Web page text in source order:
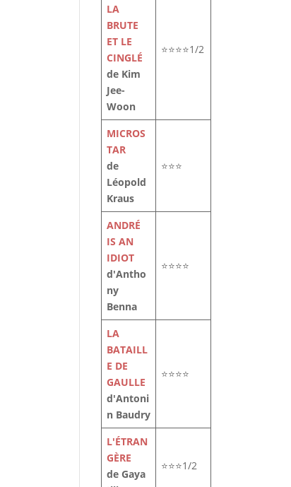
LA
BRUTE
ET LE
CINGLÉ
de Kim
Jee-
Woon
⭐⭐⭐⭐1/2
MICROS
TAR
de
Léopold
Kraus
⭐⭐⭐
ANDRÉ
IS AN
IDIOT
d'Antho
ny
Benna
⭐⭐⭐⭐
LA
BATAILL
E DE
GAULLE
d'Antoni
n Baudry
⭐⭐⭐⭐
L'ÉTRAN
GÈRE
de Gaya
⭐⭐⭐1/2